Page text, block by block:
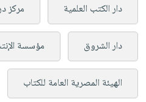
دار الكتب العلمية مركز
دار الشروق مؤسسة
الهيئة المصرية العامة للكتاب